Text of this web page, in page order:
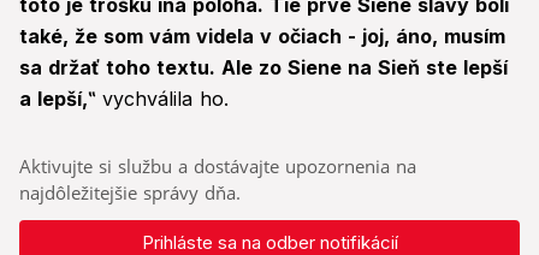
toto je trošku iná poloha. Tie prvé Siene slávy boli
také, že som vám videla v očiach - joj, áno, musím
sa držať toho textu. Ale zo Siene na Sieň ste lepší
a lepší,‟ vychválila ho.
Aktivujte si službu a dostávajte upozornenia na
najdôležitejšie správy dňa.
Prihláste sa na odber notifikácií